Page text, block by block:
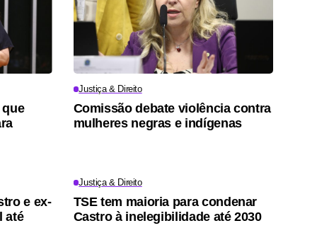
Justiça & Direito
Comissão debate violência contra
mulheres negras e indígenas
e ex-
até
Justiça & Direito
TSE tem maioria para condenar
Castro à inelegibilidade até 2030